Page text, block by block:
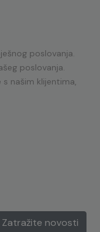
poslovanja.
poslovanja.
našim klijentima,
Zatražite novosti